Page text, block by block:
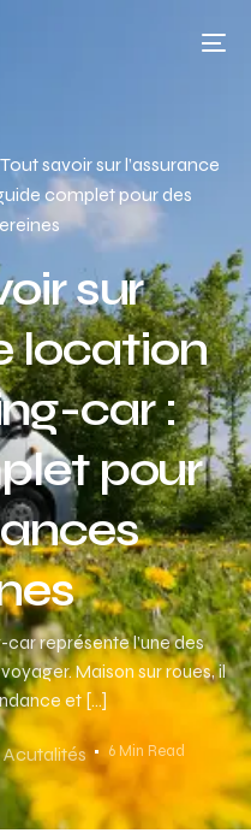
Tout savoir sur l’assurance
complet pour des
sur
location
car :
pour
représente l’une des
Maison sur roues, il
et […]
Acutalités 6 Min Read